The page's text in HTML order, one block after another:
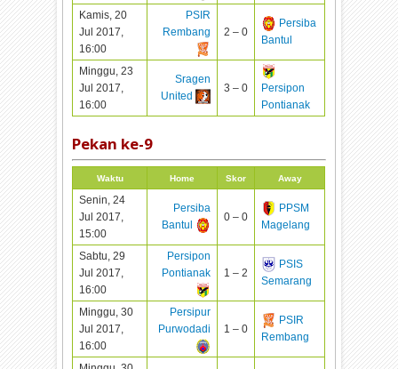
Kamis, 20
Jul 2017,
16:00
PSIR
Rembang
2 – 0
Persiba
Bantul
Minggu, 23
Jul 2017,
16:00
Sragen
United
3 – 0
Persipon
Pontianak
Pekan ke-9
Waktu Home Skor Away
Senin, 24
Jul 2017,
15:00
Persiba
Bantul
0 – 0
PPSM
Magelang
Sabtu, 29
Jul 2017,
16:00
Persipon
Pontianak
1 – 2
PSIS
Semarang
Minggu, 30
Jul 2017,
16:00
Persipur
Purwodadi
1 – 0
PSIR
Rembang